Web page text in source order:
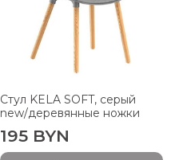
Стул KELA SOFT, серый
new/деревянные ножки
195 BYN